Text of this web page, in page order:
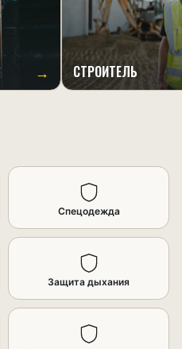
→ СТРОИТЕЛЬ
Спецодежда
Защита дыхания